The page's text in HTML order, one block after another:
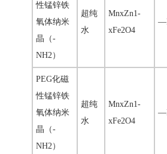
性锰锌铁
氧体纳米
晶（-
NH2）
超纯
水
MnxZn1-
xFe2O4
PEG化磁
性锰锌铁
氧体纳米
晶（-
NH2）
超纯
水
MnxZn1-
xFe2O4